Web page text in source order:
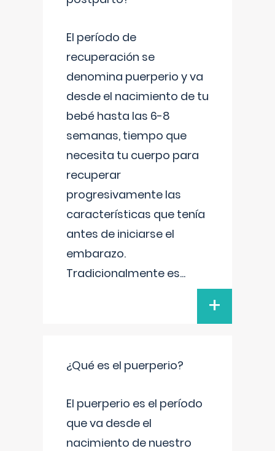
El período de
recuperación se
denomina puerperio y va
desde el nacimiento de tu
bebé hasta las 6-8
semanas, tiempo que
necesita tu cuerpo para
recuperar
progresivamente las
características que tenía
antes de iniciarse el
embarazo.
Tradicionalmente es...
+
¿Qué es el puerperio?
El puerperio es el período
que va desde el
nacimiento de nuestro